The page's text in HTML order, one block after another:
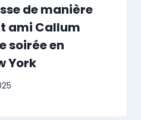
de manière
ami Callum
soirée en
York